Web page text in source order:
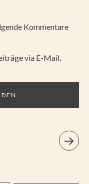
Kommentare
via E-Mail.